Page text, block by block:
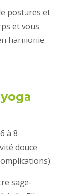
postures et
et vous
harmonie
à 8
douce
sage-